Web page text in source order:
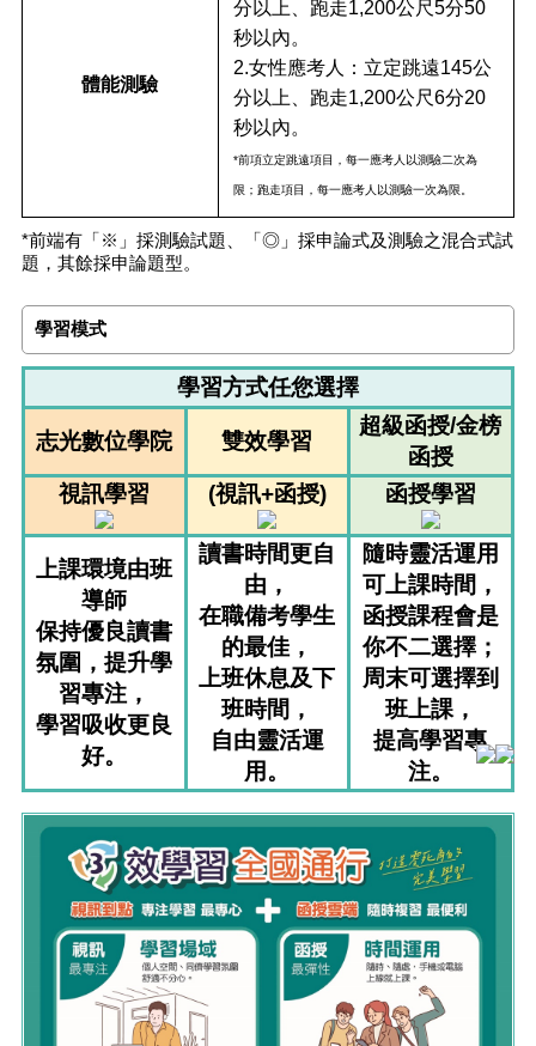
體能測驗
分以上、跑走1,200公尺5分50
秒以內。
2.女性應考人：立定跳遠145公
分以上、跑走1,200公尺6分20
秒以內。
*前項立定跳遠項目，每一應考人以測驗二次為
限；跑走項目，每一應考人以測驗一次為限。
*前端有「※」採測驗試題、「◎」採申論式及測驗之混合式試
題，其餘採申論題型。
學習模式
學習方式任您選擇
志光數位學院 雙效學習
超級函授/金榜
函授
視訊學習
(視訊+函授) 函授學習
上課環境由班
導師
保持優良讀書
氛圍，提升學
習專注，
學習吸收更良
好。
讀書時間更自
由，
在職備考學生
的最佳，
上班休息及下
班時間，
自由靈活運
用。
隨時靈活運用
可上課時間，
函授課程會是
你不二選擇；
周末可選擇到
班上課，
提高學習專
注。